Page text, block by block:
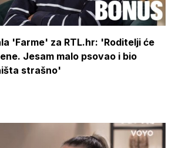
'Farme' za RTL.hr: 'Roditelji će
Jesam malo psovao i bio
strašno'